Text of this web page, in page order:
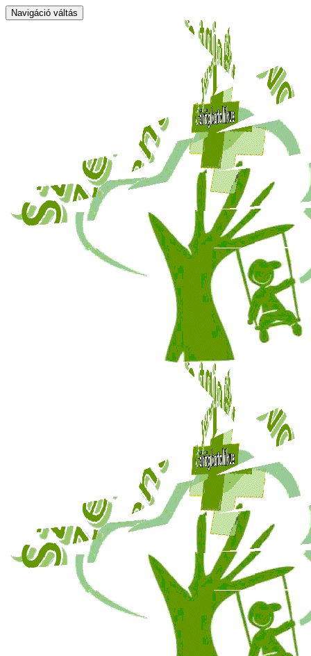
Navigáció váltás